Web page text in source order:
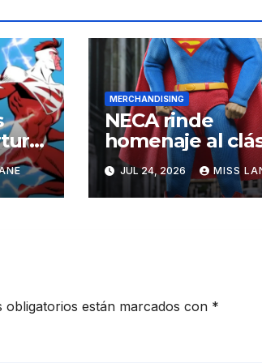
y
MERCHANDISING
NECA rinde
homenaje al
Superman de
Christopher
JUL 24, 2026 MISS
obligatorios están marcados con *